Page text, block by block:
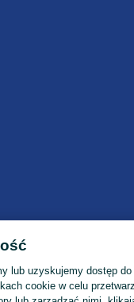
lub uzyskujemy dostęp
cookie w celu